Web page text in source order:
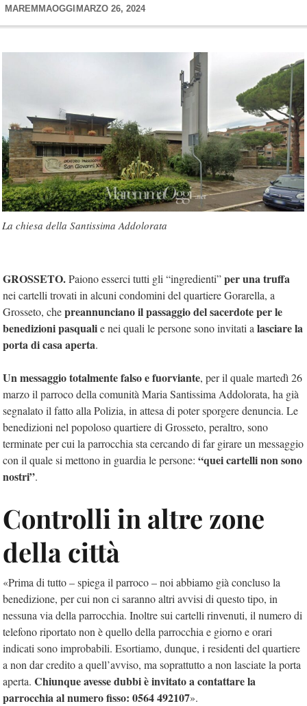
MAREMMAOGGI MARZO 26, 2024
La chiesa della Santissima Addolorata
GROSSETO.Paiono esserci tutti gli “ingredienti”per una truffa
nei cartelli trovati in alcuni condomini del quartiere Gorarella, a
Grosseto, chepreannunciano il passaggio del sacerdote per le
benedizioni pasqualie nei quali le persone sono invitati a lasciare la
porta di casa aperta.
Un messaggio totalmente falso e fuorviante, per il quale martedì 26
marzo il parroco della comunità Maria Santissima Addolorata, ha già
segnalato il fatto alla Polizia, in attesa di poter sporgere denuncia. Le
benedizioni nel popoloso quartiere di Grosseto, peraltro, sono
terminate per cui la parrocchia sta cercando di far girare un messaggio
con il quale si mettono in guardia le persone: “quei cartelli non sono
nostri”.
Controlli in altre zone
della città
«Prima di tutto – spiega il parroco – noi abbiamo già concluso la
benedizione, per cui non ci saranno altri avvisi di questo tipo, in
nessuna via della parrocchia. Inoltre sui cartelli rinvenuti, il numero di
telefono riportato non è quello della parrocchia e giorno e orari
indicati sono improbabili. Esortiamo, dunque, i residenti del quartiere
a non dar credito a quell’avviso, ma soprattutto a non lasciate la porta
aperta. Chiunque avesse dubbi è invitato a contattare la
parrocchia al numero fisso: 0564 492107».